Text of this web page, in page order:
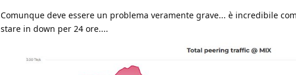
Comunque deve essere un problema veramente grave... è incredibile
stare in down per 24 ore....